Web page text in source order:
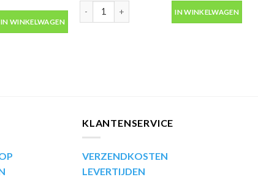
400ml spuitbus aantal
IN WINKELWAGEN
Montana Acrylic marker 100% Cyan 2mm aantal
IN WINKELWAGEN
KLANTENSERVICE
VERZENDKOSTEN
LEVERTIJDEN